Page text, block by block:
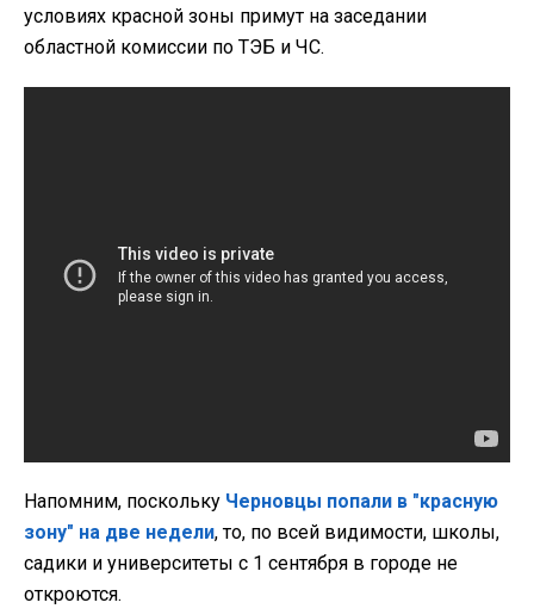
условиях красной зоны примут на заседании
областной комиссии по ТЭБ и ЧС.
Напомним, поскольку Черновцы попали в "красную
зону" на две недели, то, по всей видимости, школы,
садики и университеты с 1 сентября в городе не
откроются.